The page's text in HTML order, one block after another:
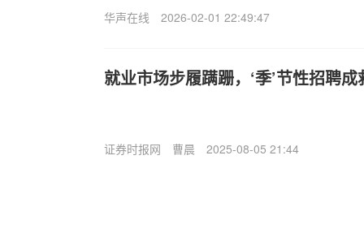
华声在线 2026-02-01 22:49:47
就业市场步履蹒跚，‘季’节性招聘
证券时报网 曹晨 2025-08-05 21:44